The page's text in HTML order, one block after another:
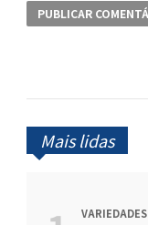
Mais lidas
VARIEDADES